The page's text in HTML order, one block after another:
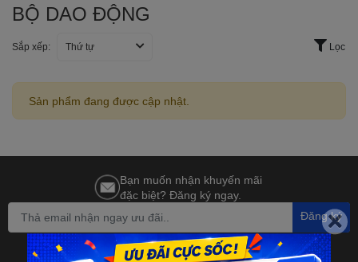
BỘ DAO ĐỘNG
Sắp xếp: Thứ tự Lọc
Sản phẩm đang được cập nhật.
Bạn muốn nhận khuyến mãi
đặc biệt? Đăng ký ngay.
Đăng ký